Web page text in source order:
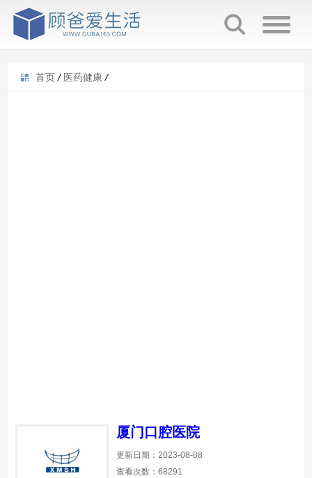
首页 / 医药健康 /
厦门口腔医院
更新日期：2023-08-08
查看次数：68291